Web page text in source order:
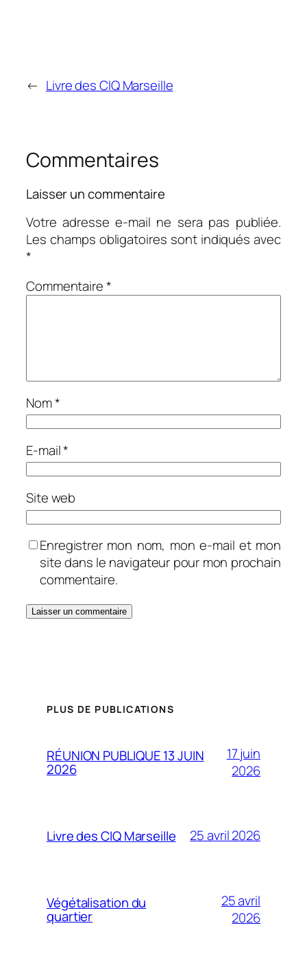
← Livre des CIQ Marseille
Commentaires
Laisser un commentaire
Votre adresse e-mail ne sera pas publiée.
Les champs obligatoires sont indiqués avec
*
Commentaire*
Nom*
E-mail*
Site web
Enregistrer mon nom, mon e-mail et mon
site dans le navigateur pour mon prochain
commentaire.
PLUS DE PUBLICATIONS
RÉUNION PUBLIQUE 13 JUIN
2026
17 juin
2026
Livre des CIQ Marseille 25 avril 2026
Végétalisation du
quartier
25 avril
2026